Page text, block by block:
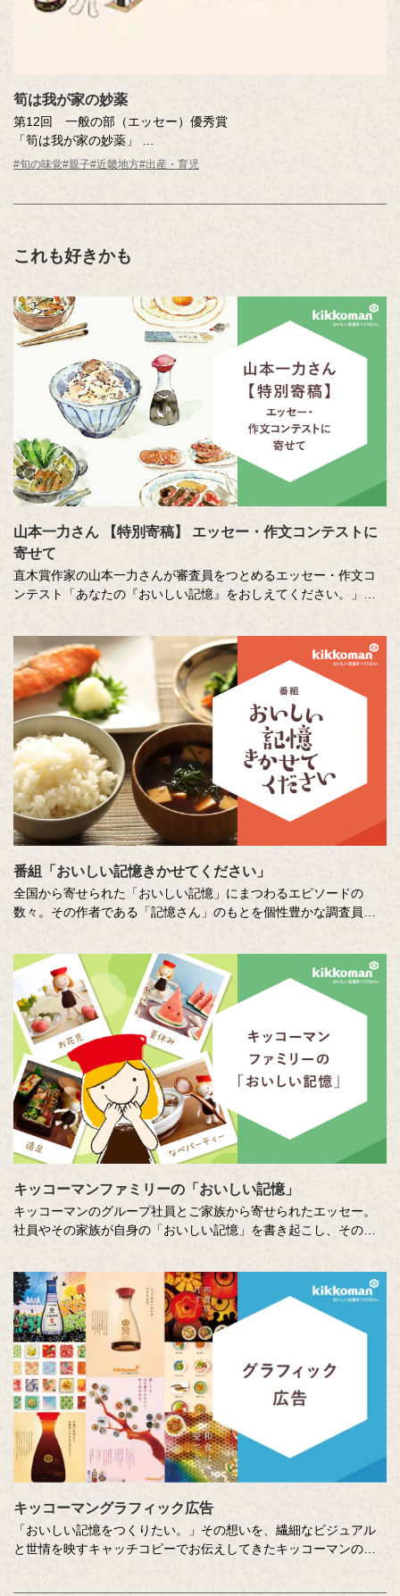
筍は我が家の妙薬
第12回 一般の部（エッセー）優秀賞
「筍は我が家の妙薬」
久保 奈緒さん（和歌山県・62歳）
#旬の味覚#親子#近畿地方#出産・育児
これも好きかも
山本一力さん 【特別寄稿】 エッセー・作文コンテストに
寄せて
直木賞作家の山本一力さんが審査員をつとめるエッセー・作文コ
ンテスト「あなたの『おいしい記憶』をおしえてください。」に
番組「おいしい記憶きかせてください」
全国から寄せられた「おいしい記憶」にまつわるエピソードの
数々。その作者である「記憶さん」のもとを個性豊かな調査員が
い、時に涙のドキュメンタリーエンターテインメント番組です。
MC ：藤井隆 進行：吉竹史 ナレーター：小野大輔（声優）
キッコーマンファミリーの「おいしい記憶」
キッコーマンのグループ社員とご家族から寄せられたエッセー。
社員やその家族が自身の「おいしい記憶」を書き起こし、そのた
くための取り組みのひとつです。
キッコーマングラフィック広告
「おいしい記憶をつくりたい。」その想いを、繊細なビジュアル
と世情を映すキャッチコピーでお伝えしてきたキッコーマンの企